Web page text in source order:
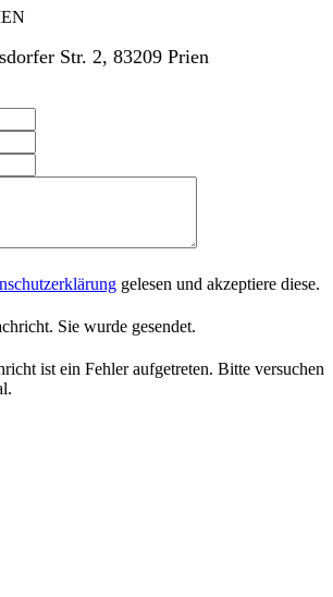
Str. 2, 83209 Prien
gelesen und akzeptiere diese.
Sie wurde gesendet.
ist ein Fehler aufgetreten. Bitte versuchen